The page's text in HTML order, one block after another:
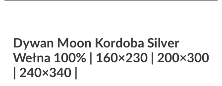
Dywan Moon Kordoba Silver
Wełna 100% | 160×230 | 200×300
| 240×340 |